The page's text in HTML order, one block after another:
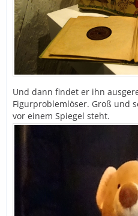
Und dann findet er ihn
Figurproblemlöser. Groß und
vor einem Spiegel steht.